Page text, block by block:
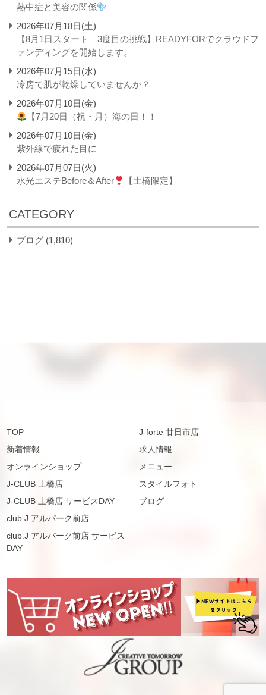
熱中症と美容の関係
2026年07月18日(土)
【8月1日スタート｜3度目の挑戦】READYFORでクラウドフ
ァンディングを開始します。
2026年07月15日(水)
冷房で肌が乾燥していませんか？
2026年07月10日(金)
【7月20日（祝・月）海の日！！
2026年07月10日(金)
紫外線で疲れた目に
2026年07月07日(火)
水光エステBefore＆After
【土橋限定】
CATEGORY
ブログ (1,810)
TOP
新着情報
オンラインショップ
J-CLUB 土橋店
J-CLUB 土橋店 サービスDAY
club.J アルパーク前店
club.J アルパーク前店 サービス
DAY
J-forte 廿日市店
求人情報
メニュー
スタイルフォト
ブログ